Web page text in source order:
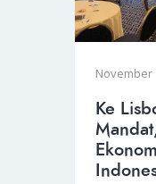
November
Ke